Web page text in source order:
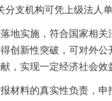
分支机构可凭上级法人
实施，符合国家相关
创新性突破，可对外
，实现一定经济社会效
料的真实性负责，申